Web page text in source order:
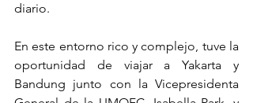
diario.
En este entorno rico y complejo, tuve la
oportunidad de viajar a Yakarta y
Bandung junto con la Vicepresidenta